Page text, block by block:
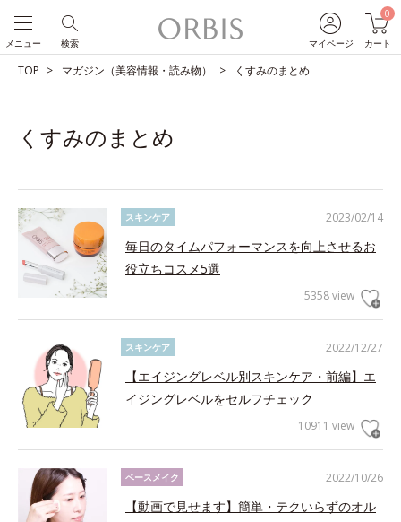
マイページ
0
カート
検索
メニュー
TOP マガジン（美容情報・読み物） くすみのまとめ
くすみのまとめ
2023/02/14
スキンケア
毎日のタイムパフォーマンスを向上させるお
役立ちコスメ5選
5358 view
2022/12/27
スキンケア
【エイジングレベル別スキンケア・前編】エ
イジングレベルをセルフチェック
10911 view
2022/10/26
ベースメイク
【動画で見せます】簡単・テクいらずのオル